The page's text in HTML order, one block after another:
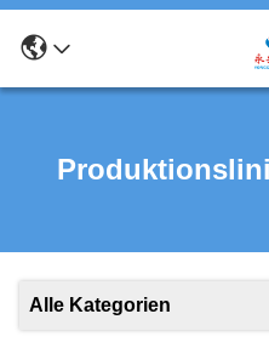
Alle Kategorien